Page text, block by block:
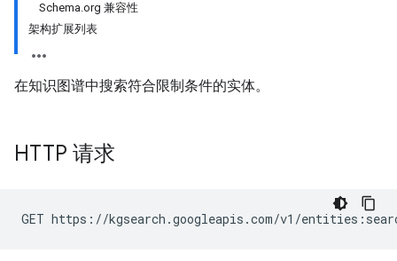
Schema.org 兼容性
架构扩展列表
在知识图谱中搜索符合限制条件的实体。
HTTP 请求